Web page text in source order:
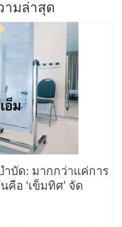
ามล่าสุด
ำบัด: มากกว่าแค่การ
อ ‘เข็มทิศ’ จัด